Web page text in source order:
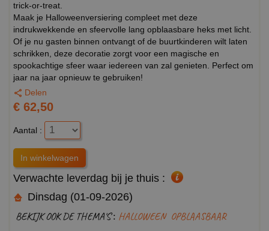
trick-or-treat.
Maak je Halloweenversiering compleet met deze
indrukwekkende en sfeervolle lang opblaasbare heks met licht.
Of je nu gasten binnen ontvangt of de buurtkinderen wilt laten
schrikken, deze decoratie zorgt voor een magische en
spookachtige sfeer waar iedereen van zal genieten. Perfect om
jaar na jaar opnieuw te gebruiken!
Delen
€ 62,50
Aantal :
Verwachte leverdag bij je thuis :
Dinsdag (01-09-2026)
BEKIJK OOK DE THEMA'S : HALLOWEEN OPBLAASBAAR